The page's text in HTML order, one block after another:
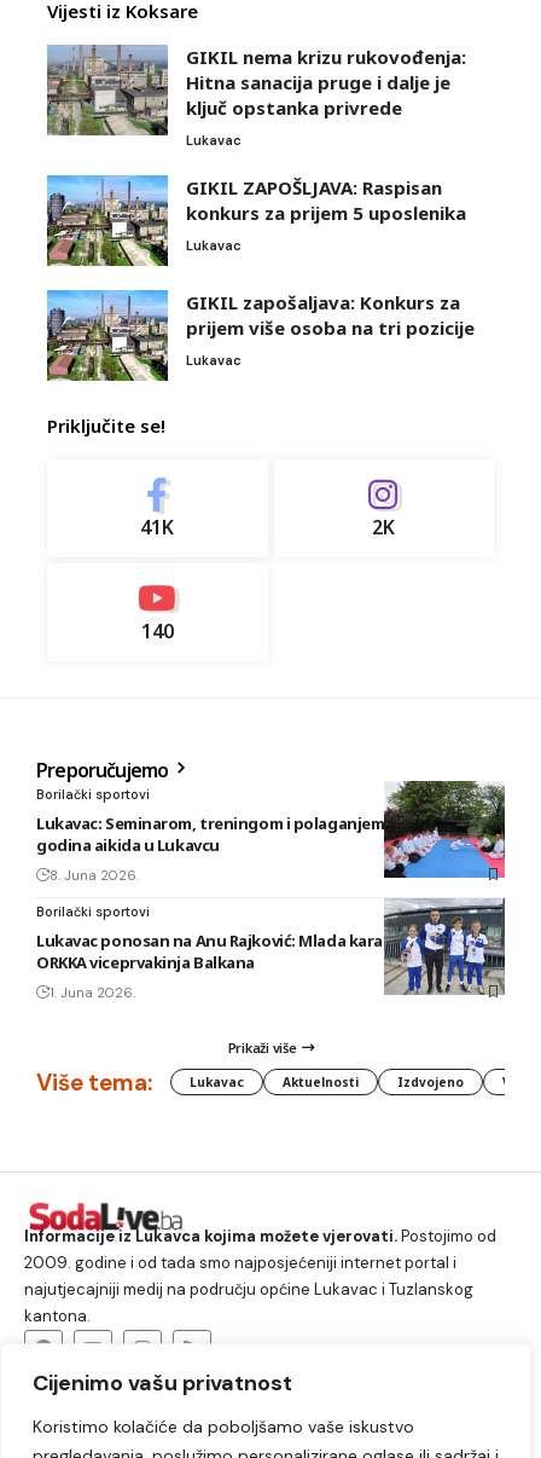
Cijenimo vašu privatnost
Koristimo kolačiće da poboljšamo vaše iskustvo
Vijesti iz Koksare
GIKIL nema krizu rukovođenja:
Hitna sanacija pruge i dalje je
ključ opstanka privrede
Lukavac
GIKIL ZAPOŠLJAVA: Raspisan
konkurs za prijem 5 uposlenika
Lukavac
GIKIL zapošaljava: Konkurs za
prijem više osoba na tri pozicije
Lukavac
Priključite se!
41K 2K
140
Preporučujemo
Borilački sportovi
Lukavac: Seminarom, treningom i polaganjem obilježeno 20
godina aikida u Lukavcu
8. Juna 2026.
Borilački sportovi
Lukavac ponosan na Anu Rajković: Mlada karatistkinja KBS
ORKKA viceprvakinja Balkana
1. Juna 2026.
Prikaži više
Više tema: Lukavac Aktuelnosti Izdvojeno
Informacije iz Lukavca kojima možete vjerovati.Postojimo od
2009. godine i od tada smo najposjećeniji internet portal i
najutjecajniji medij na području općine Lukavac i Tuzlanskog
kantona.
Lukavac Društvo Crna hronika Sport